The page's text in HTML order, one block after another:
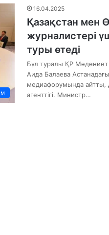
16.04.2025
Қазақстан мен
журналистері
туры өтеді
Бұл туралы ҚР Мәдениет
Аида Балаева
медиафорумында айтты,
агенттігі. Министр…